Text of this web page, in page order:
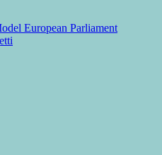
European Parliament